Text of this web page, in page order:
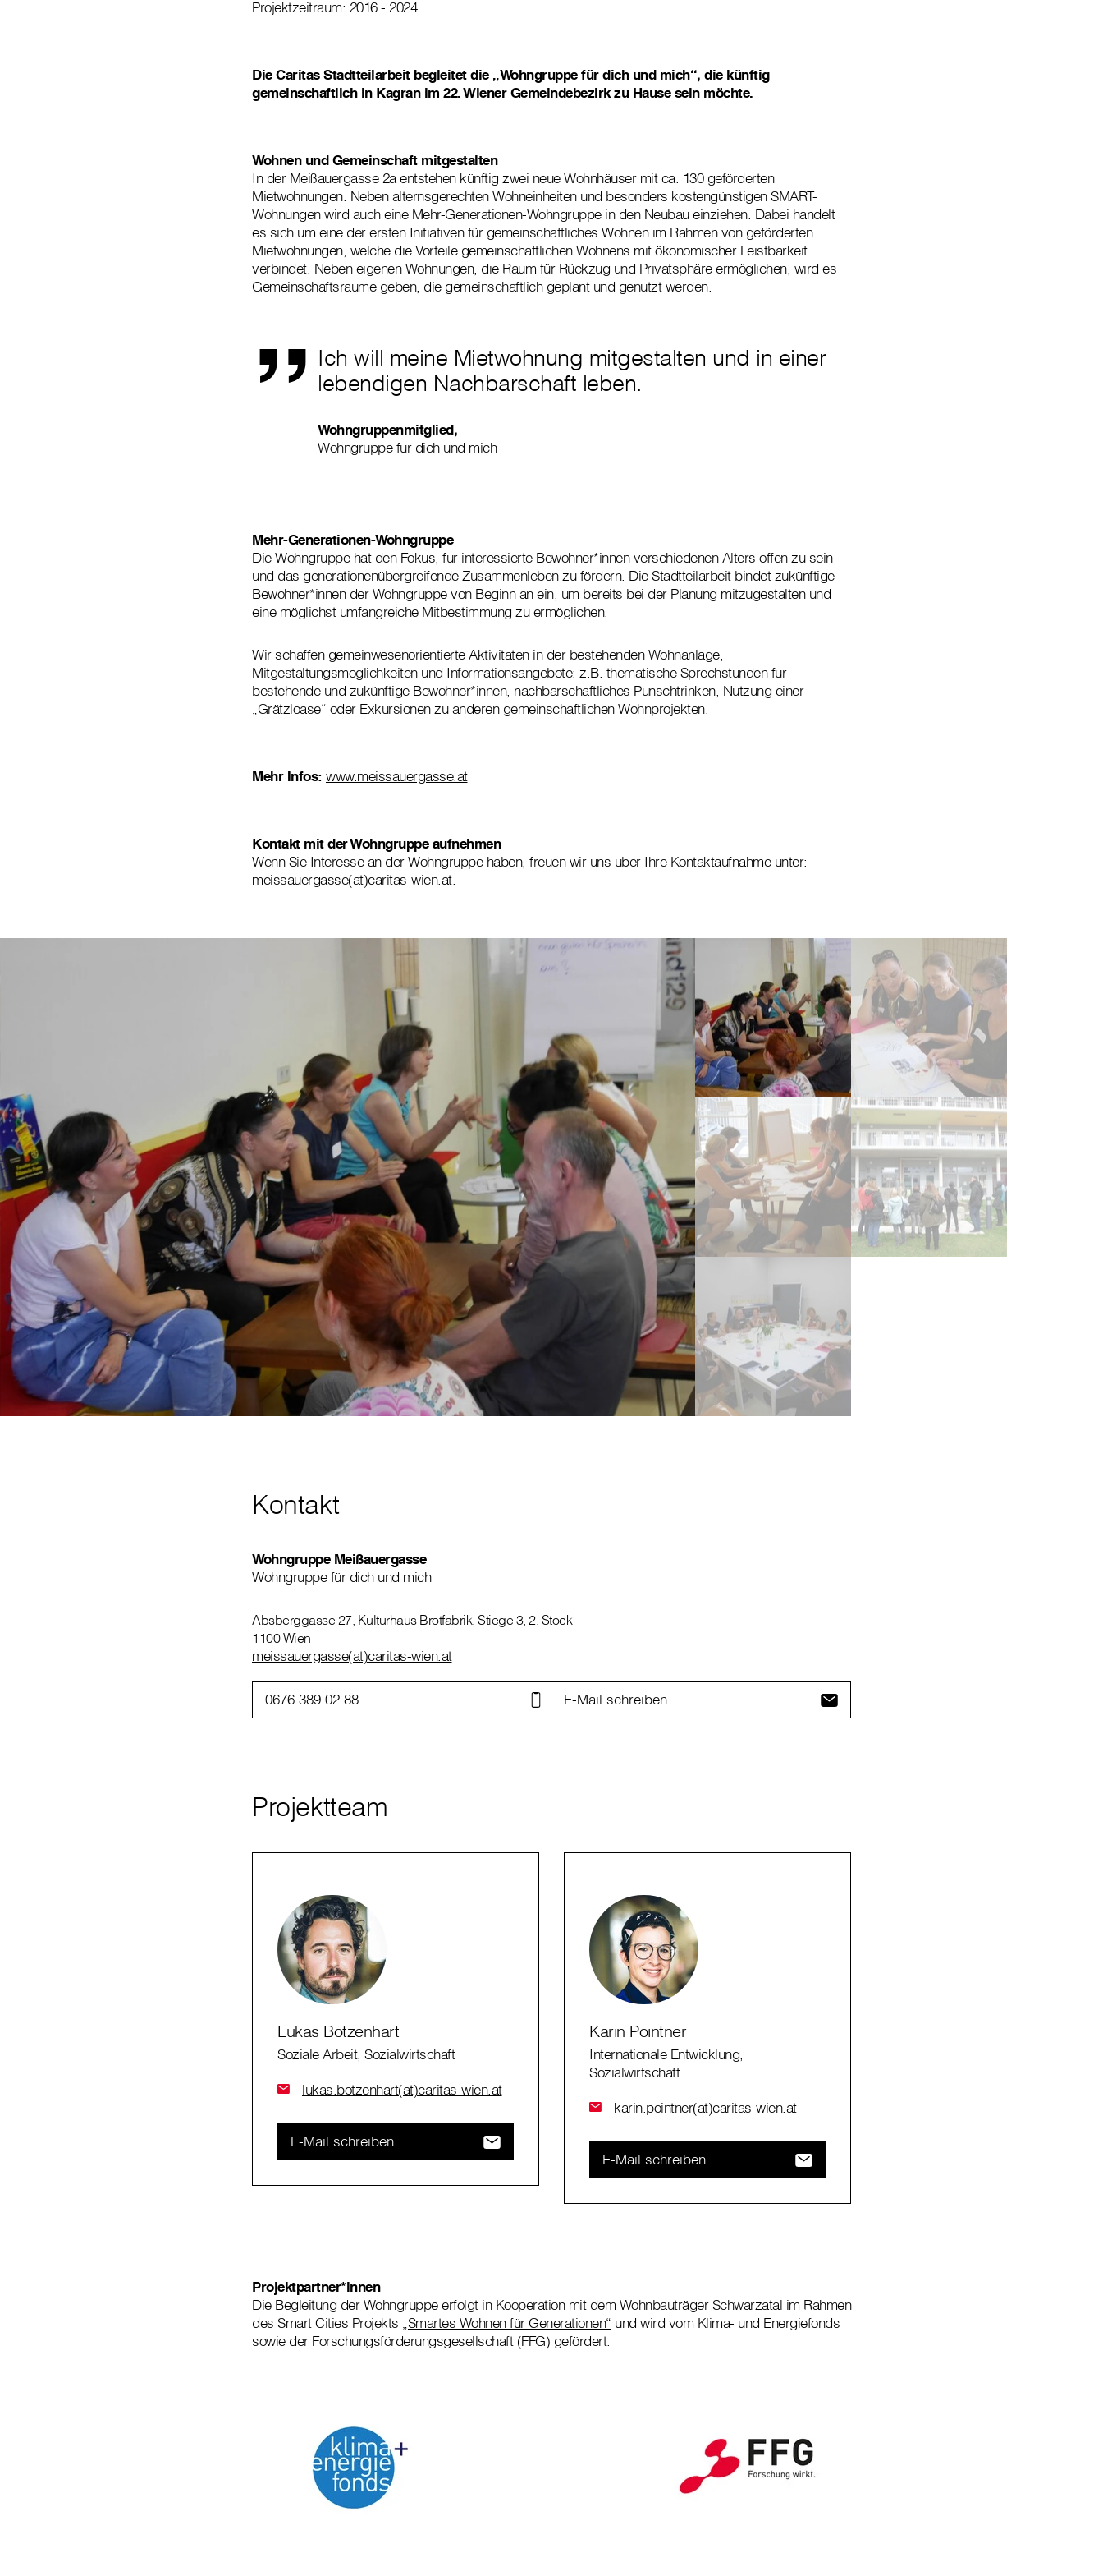
Projektzeitraum: 2016 - 2024
Die Caritas Stadtteilarbeit begleitet die „Wohngruppe für dich und mich“, die künftig
gemeinschaftlich in Kagran im 22. Wiener Gemeindebezirk zu Hause sein möchte.
Wohnen und Gemeinschaft mitgestalten
In der Meißauergasse 2a entstehen künftig zwei neue Wohnhäuser mit ca. 130 geförderten
Mietwohnungen. Neben alternsgerechten Wohneinheiten und besonders kostengünstigen SMART-
Wohnungen wird auch eine Mehr-Generationen-Wohngruppe in den Neubau einziehen. Dabei handelt
es sich um eine der ersten Initiativen für gemeinschaftliches Wohnen im Rahmen von geförderten
Mietwohnungen, welche die Vorteile gemeinschaftlichen Wohnens mit ökonomischer Leistbarkeit
verbindet. Neben eigenen Wohnungen, die Raum für Rückzug und Privatsphäre ermöglichen, wird es
Gemeinschaftsräume geben, die gemeinschaftlich geplant und genutzt werden.
„ Ich will meine Mietwohnung mitgestalten und in einer
lebendigen Nachbarschaft leben.
Wohngruppenmitglied,
Wohngruppe für dich und mich
Mehr-Generationen-Wohngruppe
Die Wohngruppe hat den Fokus, für interessierte Bewohner*innen verschiedenen Alters offen zu sein
und das generationenübergreifende Zusammenleben zu fördern. Die Stadtteilarbeit bindet zukünftige
Bewohner*innen der Wohngruppe von Beginn an ein, um bereits bei der Planung mitzugestalten und
eine möglichst umfangreiche Mitbestimmung zu ermöglichen.
Wir schaffen gemeinwesenorientierte Aktivitäten in der bestehenden Wohnanlage,
Mitgestaltungsmöglichkeiten und Informationsangebote: z.B. thematische Sprechstunden für
bestehende und zukünftige Bewohner*innen, nachbarschaftliches Punschtrinken, Nutzung einer
„Grätzloase“ oder Exkursionen zu anderen gemeinschaftlichen Wohnprojekten.
Mehr Infos: www.meissauergasse.at
Kontakt mit der Wohngruppe aufnehmen
Wenn Sie Interesse an der Wohngruppe haben, freuen wir uns über Ihre Kontaktaufnahme unter:
meissauergasse(at)caritas-wien.at.
Kontakt
Wohngruppe Meißauergasse
Wohngruppe für dich und mich
Absberggasse 27, Kulturhaus Brotfabrik, Stiege 3, 2. Stock
1100 Wien
meissauergasse(at)caritas-wien.at
0676 389 02 88 E-Mail schreiben
Projektteam
Lukas Botzenhart
Soziale Arbeit, Sozialwirtschaft
lukas.botzenhart(at)caritas-wien.at
E-Mail schreiben
Karin Pointner
Internationale Entwicklung,
Sozialwirtschaft
karin.pointner(at)caritas-wien.at
E-Mail schreiben
Projektpartner*innen
Die Begleitung der Wohngruppe erfolgt in Kooperation mit dem WohnbauträgerSchwarzatal im Rahmen
des Smart Cities Projekts „Smartes Wohnen für Generationen“ und wird vom Klima- und Energiefonds
sowie der Forschungsförderungsgesellschaft (FFG) gefördert.